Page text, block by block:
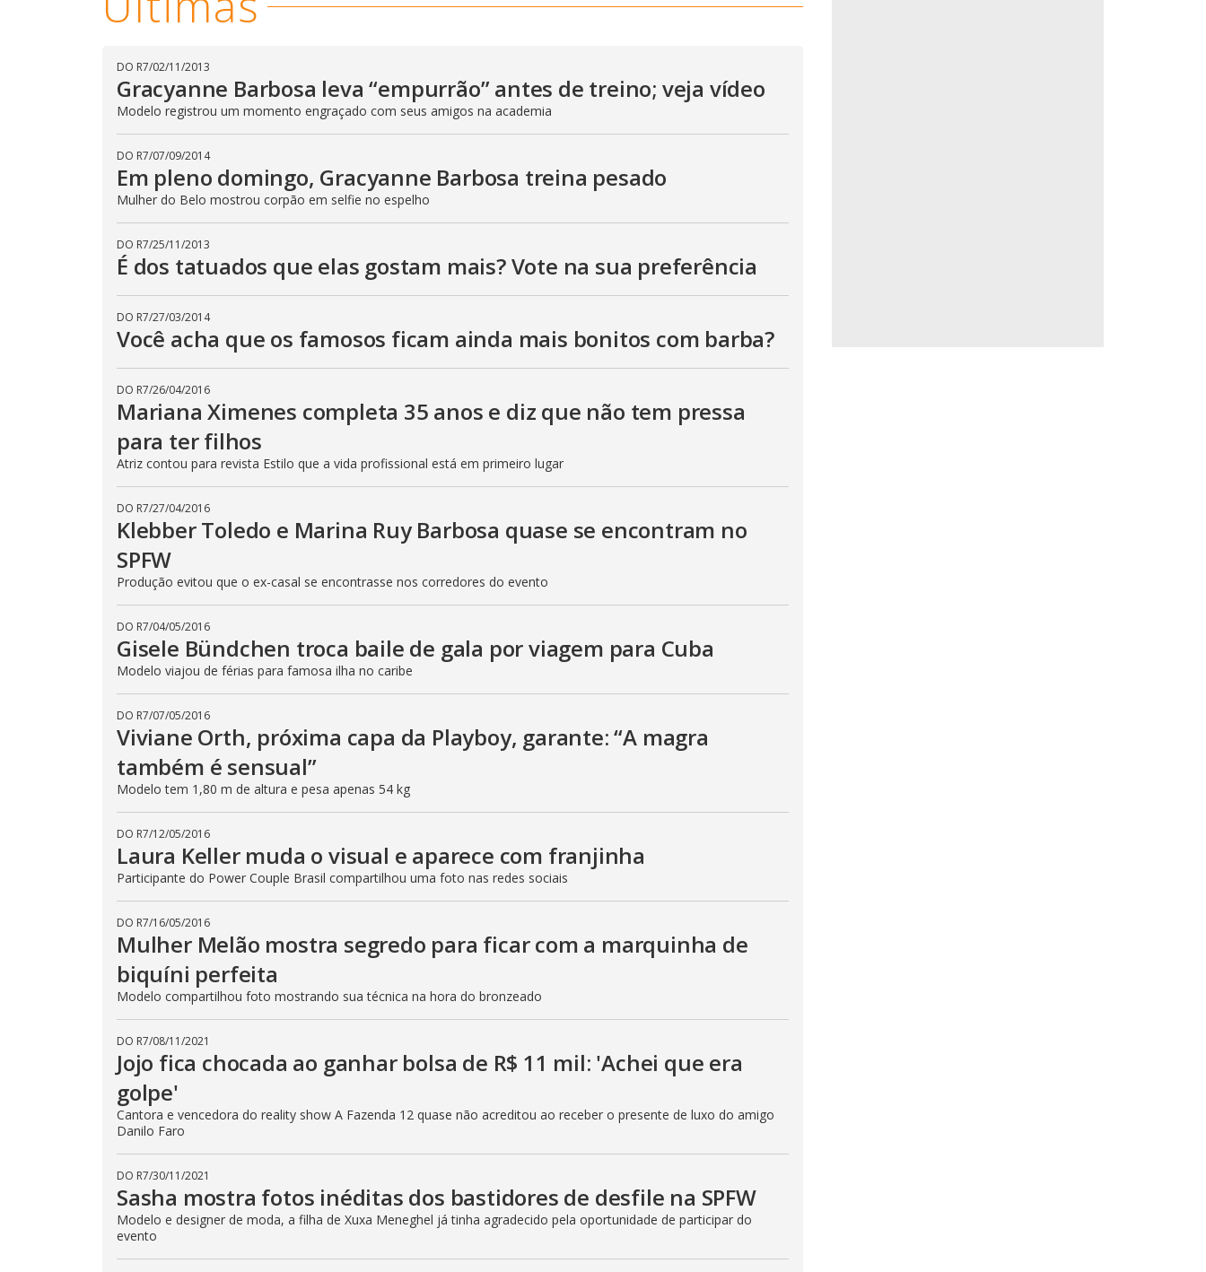
V
i
d
e
o
DO R7/02/11/2013
Gracyanne Barbosa leva “empurrão” antes de treino; veja vídeo
Modelo registrou um momento engraçado com seus amigos na academia
DO R7/07/09/2014
Em pleno domingo, Gracyanne Barbosa treina pesado
Mulher do Belo mostrou corpão em selfie no espelho
DO R7/25/11/2013
É dos tatuados que elas gostam mais? Vote na sua preferência
DO R7/27/03/2014
Você acha que os famosos ficam ainda mais bonitos com barba?
DO R7/26/04/2016
Mariana Ximenes completa 35 anos e diz que não tem pressa
para ter filhos
Atriz contou para revista Estilo que a vida profissional está em primeiro lugar
DO R7/27/04/2016
Klebber Toledo e Marina Ruy Barbosa quase se encontram no
SPFW
Produção evitou que o ex-casal se encontrasse nos corredores do evento
DO R7/04/05/2016
Gisele Bündchen troca baile de gala por viagem para Cuba
Modelo viajou de férias para famosa ilha no caribe
DO R7/07/05/2016
Viviane Orth, próxima capa da Playboy, garante: “A magra
também é sensual”
Modelo tem 1,80 m de altura e pesa apenas 54 kg
DO R7/12/05/2016
Laura Keller muda o visual e aparece com franjinha
Participante do Power Couple Brasil compartilhou uma foto nas redes sociais
DO R7/16/05/2016
Mulher Melão mostra segredo para ficar com a marquinha de
biquíni perfeita
Modelo compartilhou foto mostrando sua técnica na hora do bronzeado
DO R7/08/11/2021
Jojo fica chocada ao ganhar bolsa de R$ 11 mil: 'Achei que era
golpe'
Cantora e vencedora do reality show A Fazenda 12 quase não acreditou ao receber o presente de luxo do amigo
Danilo Faro
DO R7/30/11/2021
Sasha mostra fotos inéditas dos bastidores de desfile na SPFW
Modelo e designer de moda, a filha de Xuxa Meneghel já tinha agradecido pela oportunidade de participar do
evento